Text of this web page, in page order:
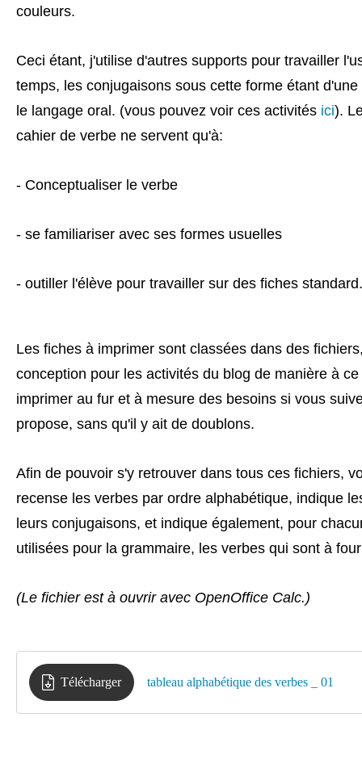
couleurs.
Ceci étant, j'utilise d'autres supports pour travailler
temps, les conjugaisons sous cette forme étant
le langage oral. (vous pouvez voir ces activités ici).
cahier de verbe ne servent qu'à:
- Conceptualiser le verbe
- se familiariser avec ses formes usuelles
- outiller l'élève pour travailler sur des fiches standard.
Les fiches à imprimer sont classées dans des
conception pour les activités du blog de manière à
imprimer au fur et à mesure des besoins si vous
propose, sans qu'il y ait de doublons.
Afin de pouvoir s'y retrouver dans tous ces fichiers,
recense les verbes par ordre alphabétique, indique
leurs conjugaisons, et indique également, pour
utilisées pour la grammaire, les verbes qui sont à
(Le fichier est à ouvrir avec OpenOffice Calc.)
Télécharger tableau alphabétique des verbes _ 01